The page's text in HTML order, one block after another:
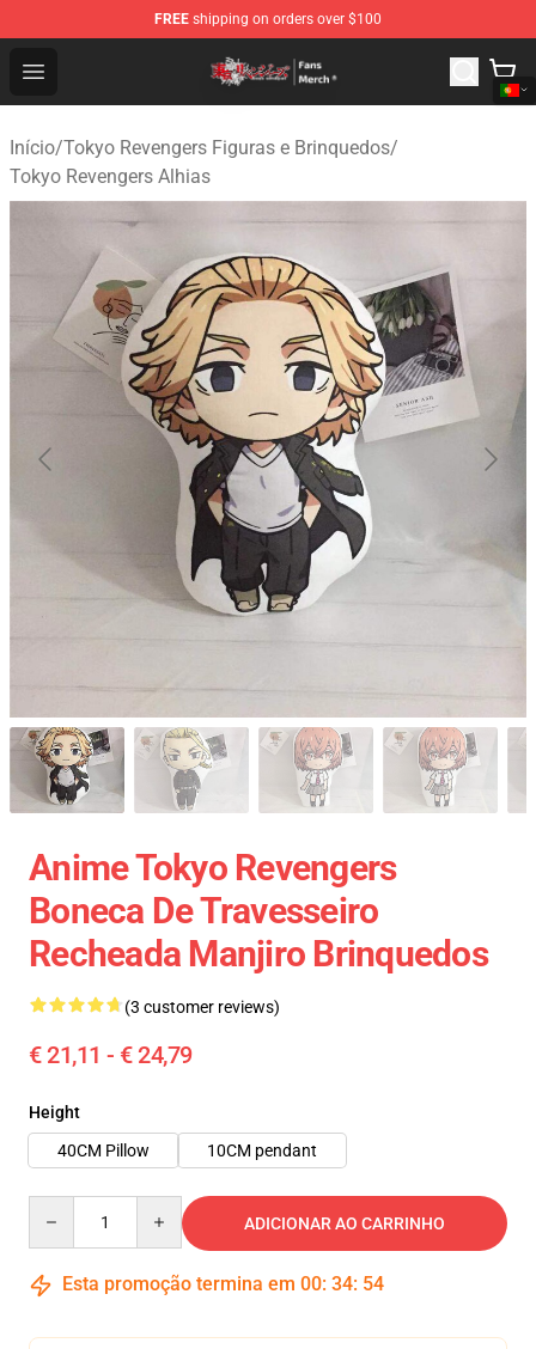
FREE shipping on orders over $100
Open menu
Tokyo Revengers Store - Official Tokyo Revengers
Início/Tokyo Revengers Figuras e Brinquedos/
Tokyo Revengers Alhias
Anime Tokyo Revengers
Boneca De Travesseiro
Recheada Manjiro Brinquedos
(3 customer reviews)
€ 21,11 - € 24,79
Height
40CM Pillow
10CM pendant
ADICIONAR AO CARRINHO
Esta promoção termina em 00: 34: 53